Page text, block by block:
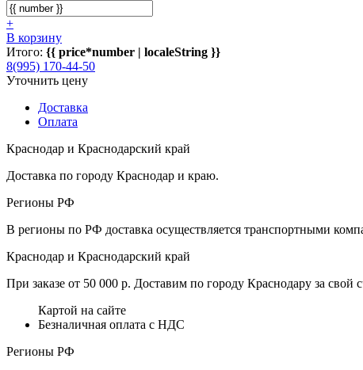
+
В корзину
Итого: {{ price*number | localeString }}
8(995) 170-44-50
Уточнить цену
Доставка
Оплата
Краснодар и Краснодарский край
Доставка по городу Краснодар и краю.
Регионы РФ
В регионы по РФ доставка осуществляется транспортными
Краснодар и Краснодарский край
При заказе от 50 000 р. Доставим по городу Краснодару за свой
Картой на сайте
Безналичная оплата с НДС
Регионы РФ